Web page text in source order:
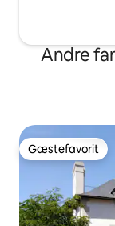
Andre
Gæstefavorit
Gæstefavorit